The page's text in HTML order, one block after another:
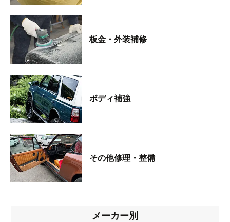
板金・外装補修
ボディ補強
その他修理・整備
メーカー別